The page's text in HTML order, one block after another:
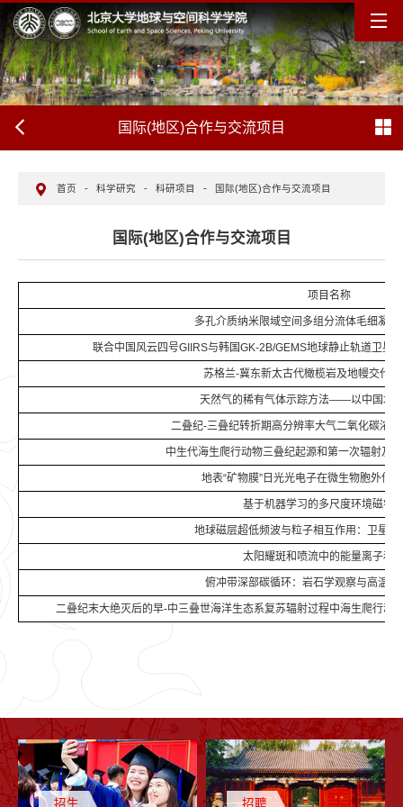
国际(地区)合作与交流项目
首页 - 科学研究 - 科研项目 - 国际(地区)合作与交流项目
国际(地区)合作与交流项目
项目名称
多孔介质纳米限域空间多组分流体毛细凝聚
联合中国风云四号GIIRS与韩国GK-2B/GEMS地球静止轨道卫星
苏格兰-冀东新太古代橄榄岩及地幔交代
天然气的稀有气体示踪方法——以中国塔
二叠纪-三叠纪转折期高分辨率大气二氧化碳浓
中生代海生爬行动物三叠纪起源和第一次辐射及
地表“矿物膜”日光光电子在微生物胞外传
基于机器学习的多尺度环境磁学
地球磁层超低频波与粒子相互作用：卫星观
太阳耀斑和喷流中的能量离子和
俯冲带深部碳循环：岩石学观察与高温高
二叠纪末大绝灭后的早-中三叠世海洋生态系复苏辐射过程中海生爬行动
招生 招聘